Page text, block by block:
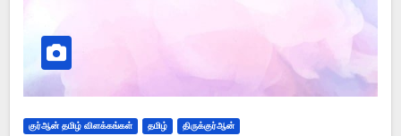
குர்ஆன் தமிழ் விளக்கங்கள் தமிழ் திருக்குர்ஆன்